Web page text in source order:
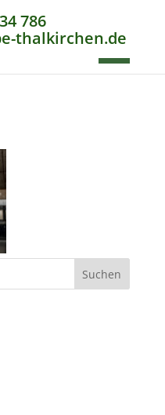
786
thalkirchen.de